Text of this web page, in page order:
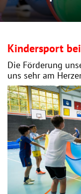
Kindersport
Die Förderung
uns sehr am